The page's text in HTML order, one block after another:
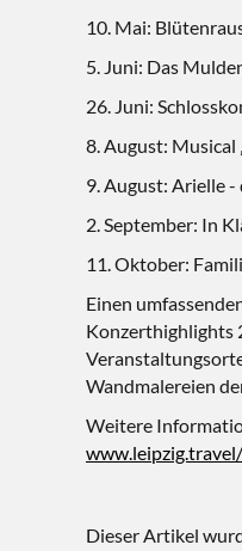
10. Mai:
5. Juni: Das
26. Juni:
8. August: Musical
9. August: Arielle
2. September: In
11. Oktober:
Einen
Konzerthighlights
Wandmalereien
Weitere
Dieser Artikel